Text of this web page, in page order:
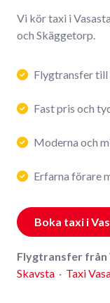
Vi kör taxi i
och Skäggetorp.
Flygtransfer till
Fast pris och
Moderna och
Erfarna förare
Boka taxi i
Flygtransfer från
Skavsta · Taxi